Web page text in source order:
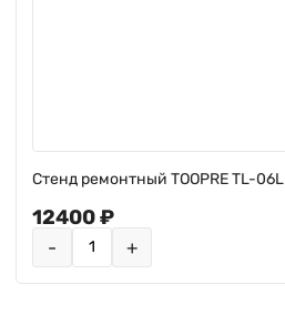
Стенд ремонтный TOOPRE TL-06L
12400 ₽
- +